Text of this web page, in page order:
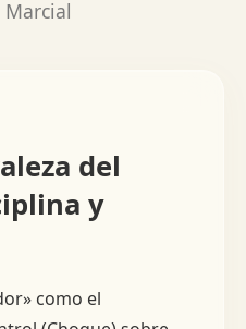
Marcial
del
y
como el